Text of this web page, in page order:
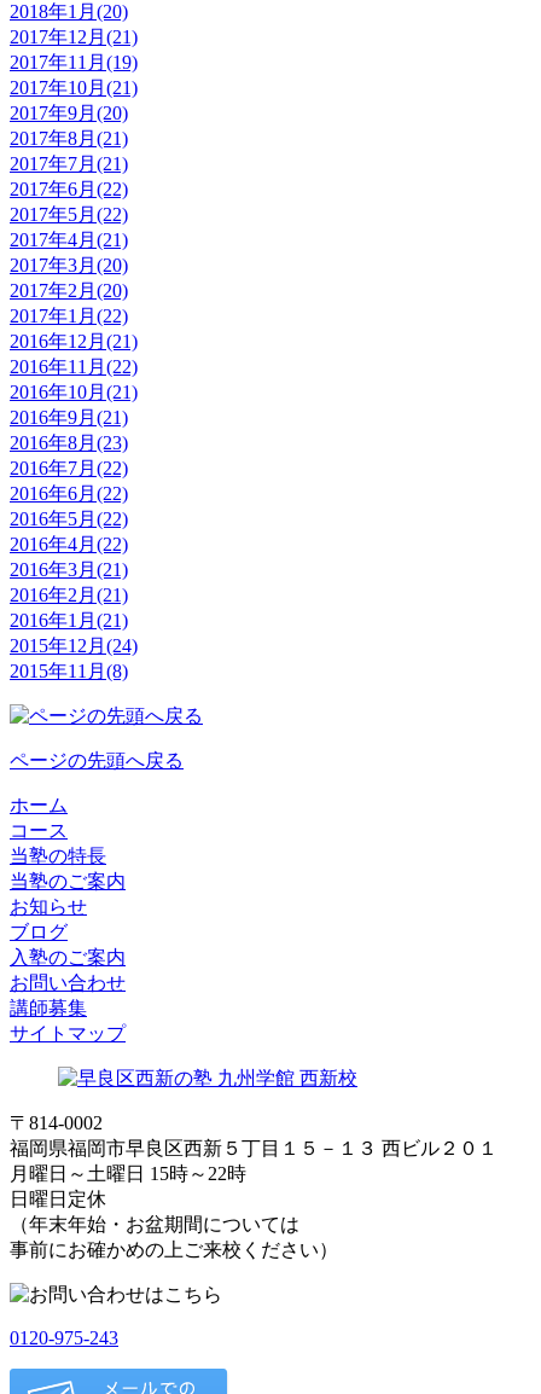
2018年1月(20)
2017年12月(21)
2017年11月(19)
2017年10月(21)
2017年9月(20)
2017年8月(21)
2017年7月(21)
2017年6月(22)
2017年5月(22)
2017年4月(21)
2017年3月(20)
2017年2月(20)
2017年1月(22)
2016年12月(21)
2016年11月(22)
2016年10月(21)
2016年9月(21)
2016年8月(23)
2016年7月(22)
2016年6月(22)
2016年5月(22)
2016年4月(22)
2016年3月(21)
2016年2月(21)
2016年1月(21)
2015年12月(24)
2015年11月(8)
ページの先頭へ戻る
ホーム
コース
当塾の特長
当塾のご案内
お知らせ
ブログ
入塾のご案内
お問い合わせ
講師募集
サイトマップ
〒814-0002
福岡県福岡市早良区西新５丁目１５－１３ 西ビル２０１
月曜日～土曜日 15時～22時
日曜日定休
（年末年始・お盆期間については
事前にお確かめの上ご来校ください）
0120-975-243